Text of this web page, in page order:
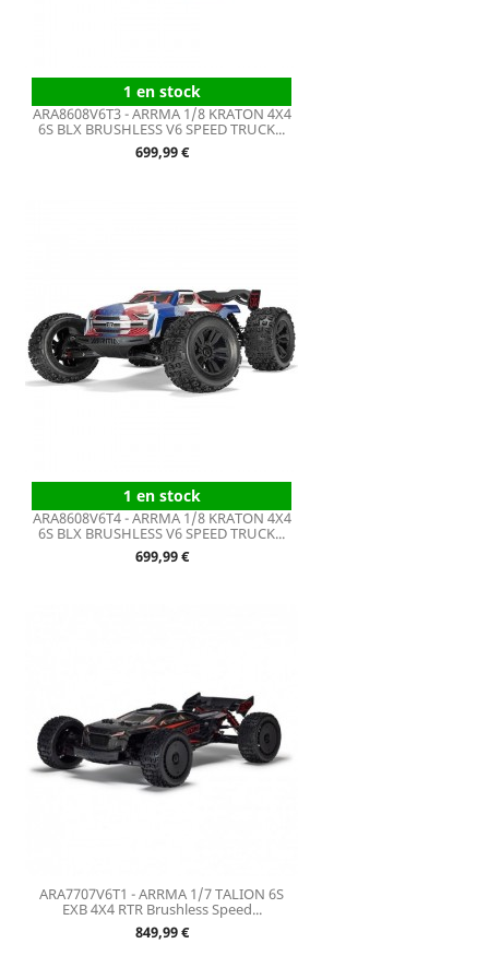
1 en stock
ARA8608V6T3 - ARRMA 1/8 KRATON 4X4
6S BLX BRUSHLESS V6 SPEED TRUCK...
Prix
699,99 €
1 en stock
ARA8608V6T4 - ARRMA 1/8 KRATON 4X4
6S BLX BRUSHLESS V6 SPEED TRUCK...
Prix
699,99 €
ARA7707V6T1 - ARRMA 1/7 TALION 6S
EXB 4X4 RTR Brushless Speed...
Prix
849,99 €